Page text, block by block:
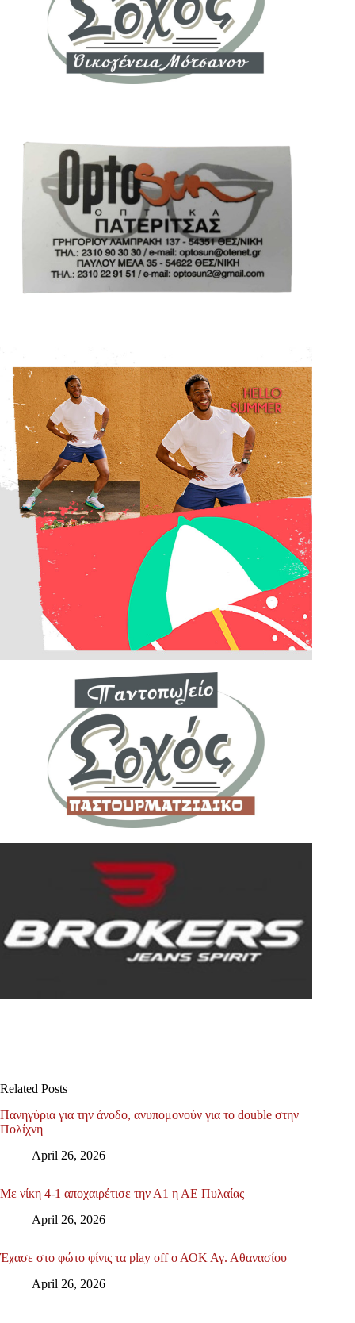
Related Posts
Πανηγύρια για την άνοδο, ανυπομονούν για το double στην
Πολίχνη
April 26, 2026
Με νίκη 4-1 αποχαιρέτισε την Α1 η ΑΕ Πυλαίας
April 26, 2026
Έχασε στο φώτο φίνις τα play off ο ΑΟΚ Αγ. Αθανασίου
April 26, 2026